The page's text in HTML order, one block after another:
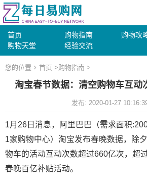
首页 购物指南 购物攻
购物天堂
经验交流
您的位置 首页 >购物指南 >
淘宝春节数据：清空购物车互动
发布: 2020-01-27
1月26日消息，阿里巴巴（需求面积
1家购物中心）淘宝发布春晚数据，除
物车的活动互动次数超过660亿次，超
春晚百亿补贴活动。